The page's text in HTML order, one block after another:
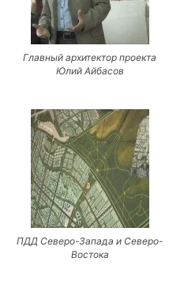
Главный архитектор проекта
Юлий Айбасов
ПДД Северо-Запада и Северо-
Востока